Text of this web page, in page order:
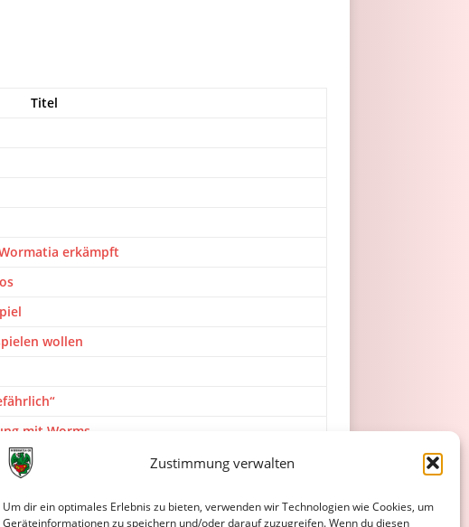
Zustimmung verwalten
Um dir ein optimales Erlebnis zu bieten, verwenden wir Technologien wie Cookies, um
Geräteinformationen zu speichern und/oder darauf zuzugreifen. Wenn du diesen
Titel
erkämpft
wollen
mit Worms
zur Wormatia